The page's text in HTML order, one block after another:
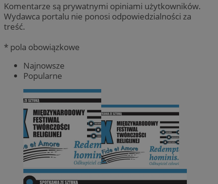
Komentarze są prywatnymi opiniami użytkowników.
Wydawca portalu nie ponosi odpowiedzialności za
treść.
* pola obowiązkowe
Najnowsze
Popularne